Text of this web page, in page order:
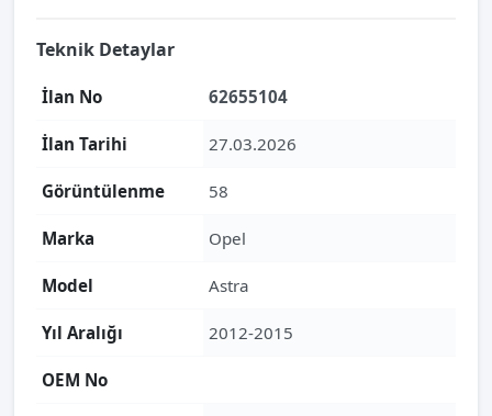
Teknik Detaylar
İlan No 62655104
İlan Tarihi 27.03.2026
Görüntülenme 58
Marka Opel
Model Astra
Yıl Aralığı 2012-2015
OEM No